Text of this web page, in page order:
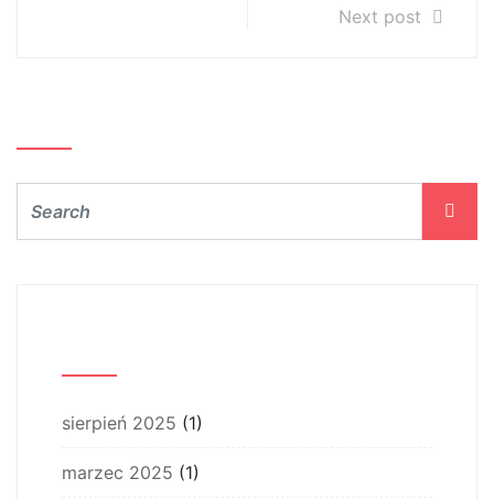
Next post
sierpień 2025 (1)
marzec 2025 (1)